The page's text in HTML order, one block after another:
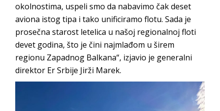
okolnostima, uspeli smo da nabavimo čak deset
aviona istog tipa i tako unificiramo flotu. Sada je
prosečna starost letelica u našoj regionalnoj floti
devet godina, što je čini najmlađom u širem
regionu Zapadnog Balkana“, izjavio je generalni
direktor Er Srbije Jirži Marek.